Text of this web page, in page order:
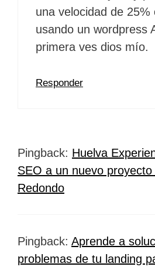
una velocidad de 25%
usando un wordpress
primera ves dios mío.
Responder
Pingback: Huelva
SEO a un nuevo
Redondo
Pingback: Aprende a
problemas de tu landing